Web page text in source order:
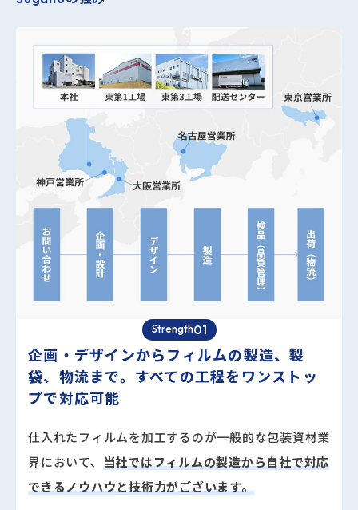
Strength01
企画・デザインからフィルムの製造、製
袋、物流まで。すべての工程をワンストッ
プで対応可能
仕入れたフィルムを加工するのが一般的な包装資材業
界において、
当社ではフィルムの製造から自社で対応
できるノウハウと技術力がございます。